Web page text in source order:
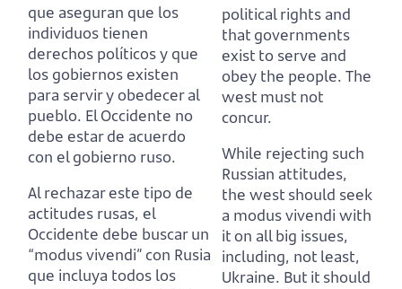
que aseguran que los
individuos tienen
derechos políticos y que
los gobiernos existen
para servir y obedecer al
pueblo. El Occidente no
debe estar de acuerdo
con el gobierno ruso.
Al rechazar este tipo de
actitudes rusas, el
Occidente debe buscar un
“modus vivendi” con Rusia
que incluya todos los
political rights and
that governments
exist to serve and
obey the people. The
west must not
concur.
While rejecting such
Russian attitudes,
the west should seek
a modus vivendi with
it on all big issues,
including, not least,
Ukraine. But it should